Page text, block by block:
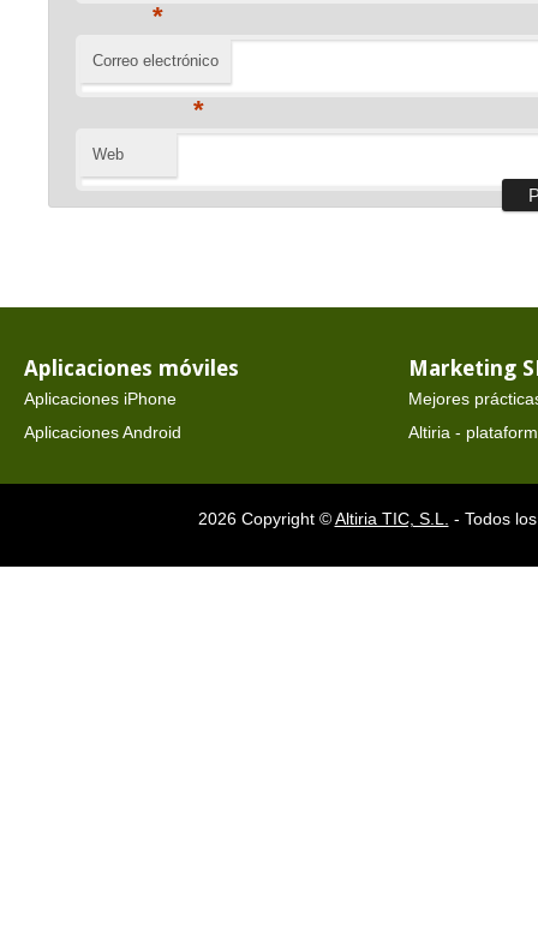
*
Correo electrónico
*
Web
Aplicaciones móviles
Aplicaciones iPhone
Aplicaciones Android
Marketing
Mejores
Altiria -
2026 Copyright ©Altiria TIC, S.L. - Todos